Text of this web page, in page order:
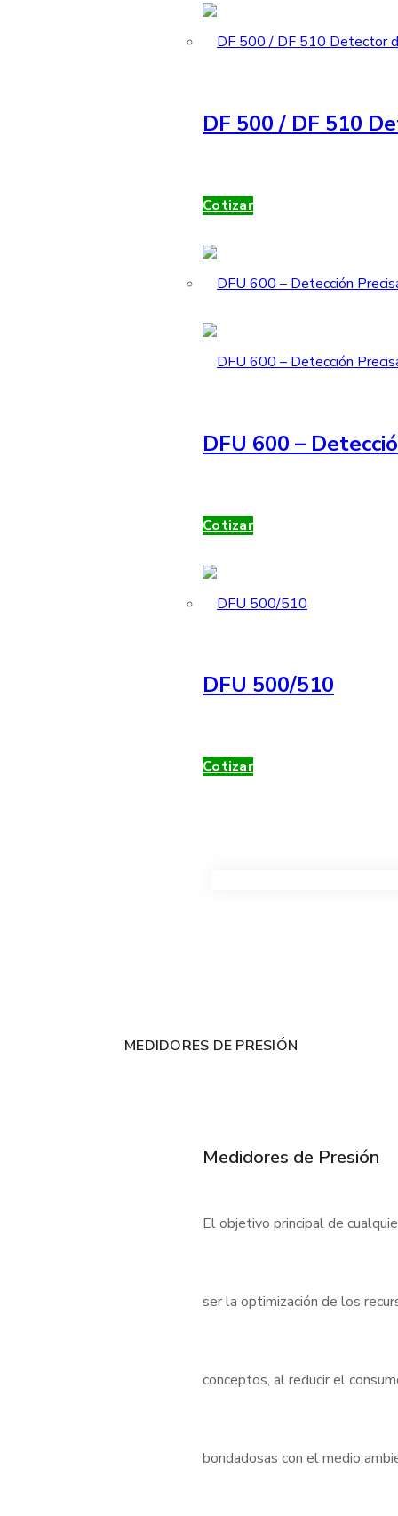
DF 500 / DF 510
Cotizar
DFU 600 –
Cotizar
DFU 500/510
Cotizar
MEDIDORES DE PRESIÓN
Medidores de Presión
El objetivo principal de
ser la optimización de los
conceptos, al reducir el
bondadosas con el medio